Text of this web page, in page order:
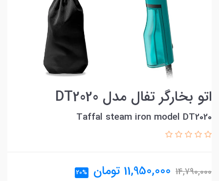
اتو بخارگر تفال مدل DT2020
Taffal steam iron model DT2020
14,790,000
11,950,000 تومان 20%